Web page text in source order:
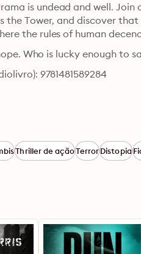
is undead and well.
the Tower, and discover
the rules of human
Who is lucky enough to
9781481589284
Thriller de açãoTerrorDistopia